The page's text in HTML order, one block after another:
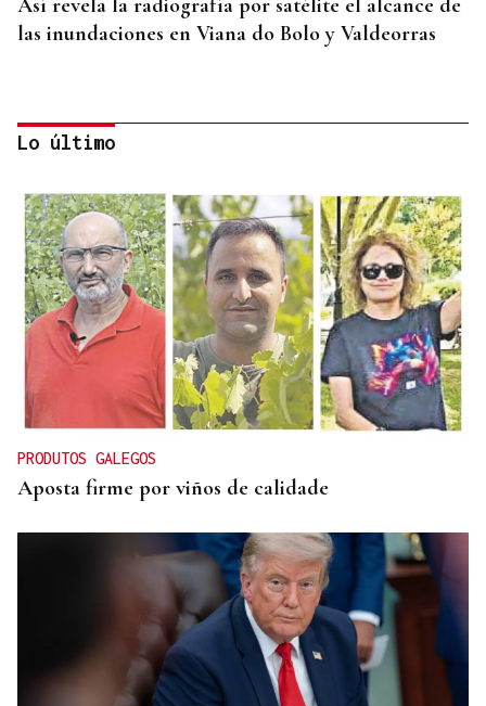
Así revela la radiografía por satélite el alcance de
las inundaciones en Viana do Bolo y Valdeorras
RETIRADAS DE ESCOMBROS
A Bouza avanza “poco a poco” hacia su nueva
normalidad tras las riadas
Lo último
PRODUTOS GALEGOS
Aposta firme por viños de calidade